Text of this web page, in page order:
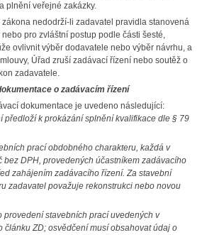
plnění veřejné zakázky.
nedodrží-li zadavatel pravidla stanovená
pro zvláštní postup podle části šesté,
ovlivnit výběr dodavatele nebo výběr návrhu, a
Úřad zruší zadávací řízení nebo soutěž o
zadavatele.
o zadávacím řízení
dokumentace je uvedeno následující:
předloží k prokázání splnění kvalifikace dle § 79
prací obdobného charakteru, každá v
bez DPH, provedených účastníkem zadávacího
zahájením zadávacího řízení. Za stavební
zadavatel považuje rekonstrukci nebo novou
provedení stavebních prací uvedených v
článku ZD; osvědčení musí obsahovat údaj o